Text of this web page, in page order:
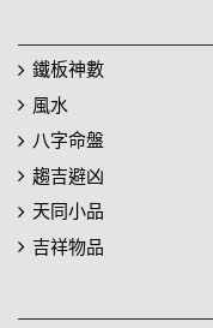
鐵板神數
風水
八字命盤
趨吉避凶
天同小品
吉祥物品